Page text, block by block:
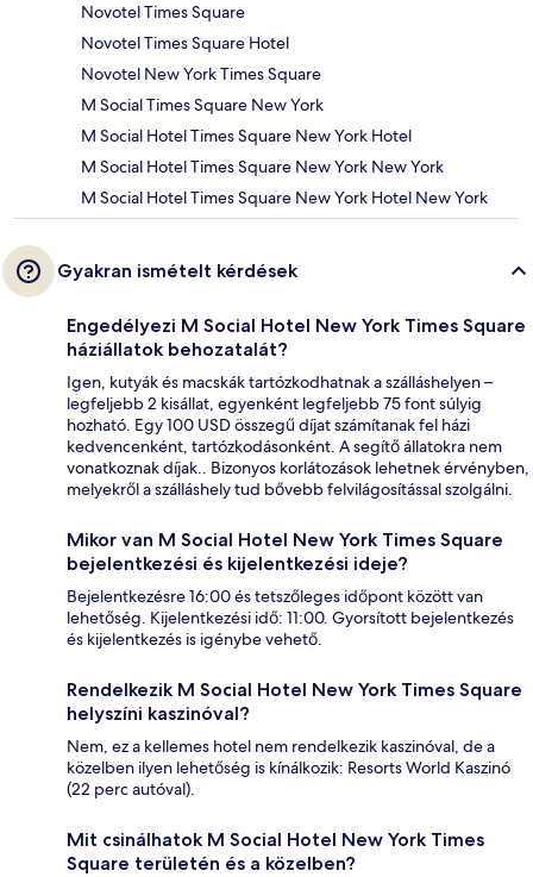
Novotel Times Square
Novotel Times Square Hotel
Novotel New York Times Square
M Social Times Square New York
M Social Hotel Times Square New York Hotel
M Social Hotel Times Square New York New York
M Social Hotel Times Square New York Hotel New York
Gyakran ismételt kérdések
Engedélyezi M Social Hotel New York Times Square
háziállatok behozatalát?
Igen, kutyák és macskák tartózkodhatnak a szálláshelyen –
legfeljebb 2 kisállat, egyenként legfeljebb 75 font súlyig
hozható. Egy 100 USD összegű díjat számítanak fel házi
kedvencenként, tartózkodásonként. A segítő állatokra nem
vonatkoznak díjak.. Bizonyos korlátozások lehetnek érvényben,
melyekről a szálláshely tud bővebb felvilágosítással szolgálni.
Mikor van M Social Hotel New York Times Square
bejelentkezési és kijelentkezési ideje?
Bejelentkezésre 16:00 és tetszőleges időpont között van
lehetőség. Kijelentkezési idő: 11:00. Gyorsított bejelentkezés
és kijelentkezés is igénybe vehető.
Rendelkezik M Social Hotel New York Times Square
helyszíni kaszinóval?
Nem, ez a kellemes hotel nem rendelkezik kaszinóval, de a
közelben ilyen lehetőség is kínálkozik: Resorts World Kaszinó
(22 perc autóval).
Mit csinálhatok M Social Hotel New York Times
Square területén és a közelben?